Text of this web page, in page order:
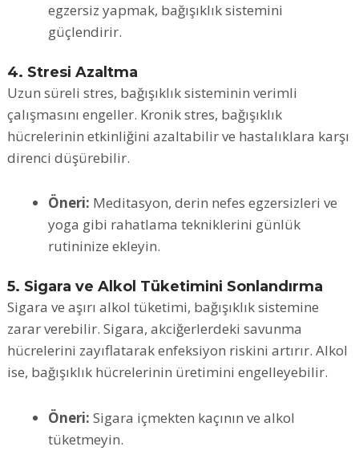
egzersiz yapmak, bağışıklık sistemini
güçlendirir.
4. Stresi Azaltma
Uzun süreli stres, bağışıklık sisteminin verimli
çalışmasını engeller. Kronik stres, bağışıklık
hücrelerinin etkinliğini azaltabilir ve hastalıklara karşı
direnci düşürebilir.
Öneri: Meditasyon, derin nefes egzersizleri ve
yoga gibi rahatlama tekniklerini günlük
rutininize ekleyin.
5. Sigara ve Alkol Tüketimini Sonlandırma
Sigara ve aşırı alkol tüketimi, bağışıklık sistemine
zarar verebilir. Sigara, akciğerlerdeki savunma
hücrelerini zayıflatarak enfeksiyon riskini artırır. Alkol
ise, bağışıklık hücrelerinin üretimini engelleyebilir.
Öneri: Sigara içmekten kaçının ve alkol
tüketmeyin.